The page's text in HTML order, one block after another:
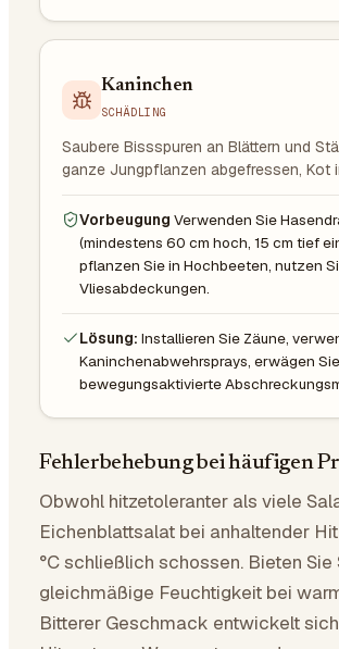
Kaninchen
SCHÄDLING
Saubere Bissspuren an Blättern und
ganze Jungpflanzen abgefressen, Kot
Vorbeugung Verwenden Sie
(mindestens 60 cm hoch, 15 cm tief
pflanzen Sie in Hochbeeten, nutzen
Vliesabdeckungen.
Lösung: Installieren Sie Zäune,
Kaninchenabwehrsprays, erwägen Sie
bewegungsaktivierte
Fehlerbehebung bei häufigen
Obwohl hitzetoleranter als viele
Eichenblattsalat bei anhaltender
°C schließlich schossen. Bieten Sie
gleichmäßige Feuchtigkeit bei
Bitterer Geschmack entwickelt